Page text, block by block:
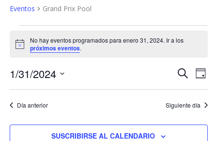
Eventos Grand Prix Pool
EN
31,
2024
Aviso
No hay eventos programados para enero 31, 2024. Ir a los
próximos eventos.
DE
VISTAS
BUSCAR
DE
DÍA
1/31/2024
fecha.
Día anterior Siguiente día
SUSCRIBIRSE AL CALENDARIO